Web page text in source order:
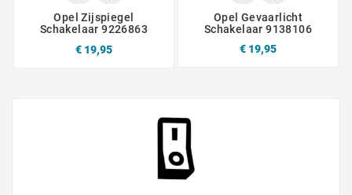
Opel Zijspiegel
Schakelaar 9226863
€ 19,95
Opel Gevaarlicht
Schakelaar 9138106
€ 19,95